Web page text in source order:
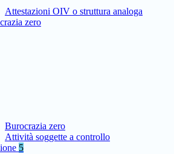
Attestazioni OIV o struttura analoga
zero
Burocrazia zero
Attività soggette a controllo
5